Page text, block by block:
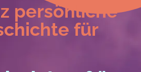
persönliche
für